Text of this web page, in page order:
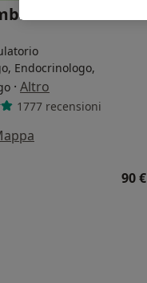
Sicura
Endocrinologo,
· Altro
1777 recensioni
90 €